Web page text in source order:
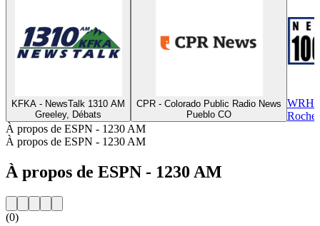
KFKA - NewsTalk 1310 AM
Greeley, Débats
CPR - Colorado Public Radio News
Pueblo CO
À propos de ESPN - 1230 AM
À propos de ESPN - 1230 AM
À propos de ESPN - 1230 AM
(0)